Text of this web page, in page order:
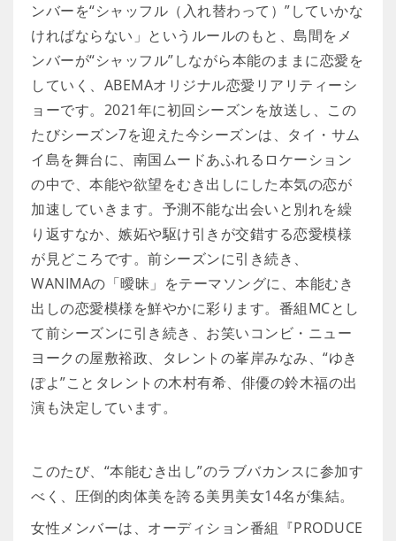
ンバーを“シャッフル（入れ替わって）”していかな
ければならない」というルールのもと、島間をメ
ンバーが“シャッフル”しながら本能のままに恋愛を
していく、ABEMAオリジナル恋愛リアリティーシ
ョーです。2021年に初回シーズンを放送し、この
たびシーズン7を迎えた今シーズンは、タイ・サム
イ島を舞台に、南国ムードあふれるロケーション
の中で、本能や欲望をむき出しにした本気の恋が
加速していきます。予測不能な出会いと別れを繰
り返すなか、嫉妬や駆け引きが交錯する恋愛模様
が見どころです。前シーズンに引き続き、
WANIMAの「曖昧」をテーマソングに、本能むき
出しの恋愛模様を鮮やかに彩ります。番組MCとし
て前シーズンに引き続き、お笑いコンビ・ニュー
ヨークの屋敷裕政、タレントの峯岸みなみ、“ゆき
ぽよ”ことタレントの木村有希、俳優の鈴木福の出
演も決定しています。
このたび、“本能むき出し”のラブバカンスに参加す
べく、圧倒的肉体美を誇る美男美女14名が集結。
女性メンバーは、オーディション番組『PRODUCE